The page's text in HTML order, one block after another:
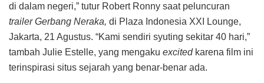
di dalam negeri,” tutur Robert Ronny saat peluncuran
trailer Gerbang Neraka, di Plaza Indonesia XXI Lounge,
Jakarta, 21 Agustus. “Kami sendiri syuting sekitar 40 hari,”
tambah Julie Estelle, yang mengaku excited karena film ini
terinspirasi situs sejarah yang benar-benar ada.